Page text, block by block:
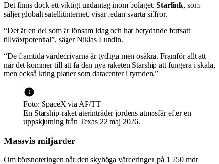
Det finns dock ett viktigt undantag inom bolaget. Starlink, som
säljer globalt satellitinternet, visar redan svarta siffror.
“Det är en del som är lönsam idag och har betydande fortsatt
tillväxtpotential”, säger Niklas Lundin.
“De framtida värdedrivarna är tydliga men osäkra. Framför allt att
när det kommer till att få den nya raketen Starship att fungera i skala,
men också kring planer som datacenter i rymden.”
Foto: SpaceX via AP/TT
En Starship-raket återinträder jordens atmosfär efter en
uppskjutning från Texas 22 maj 2026.
Massvis miljarder
Om börsnoteringen når den skyhöga värderingen på 1 750 mdr